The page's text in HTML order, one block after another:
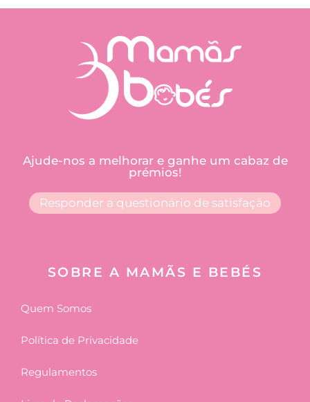
Ajude-nos a melhorar e ganhe um cabaz de
prémios!
Responder a questionário de satisfação
SOBRE A MAMÃS E BEBÉS
Quem Somos
Política de Privacidade
Regulamentos